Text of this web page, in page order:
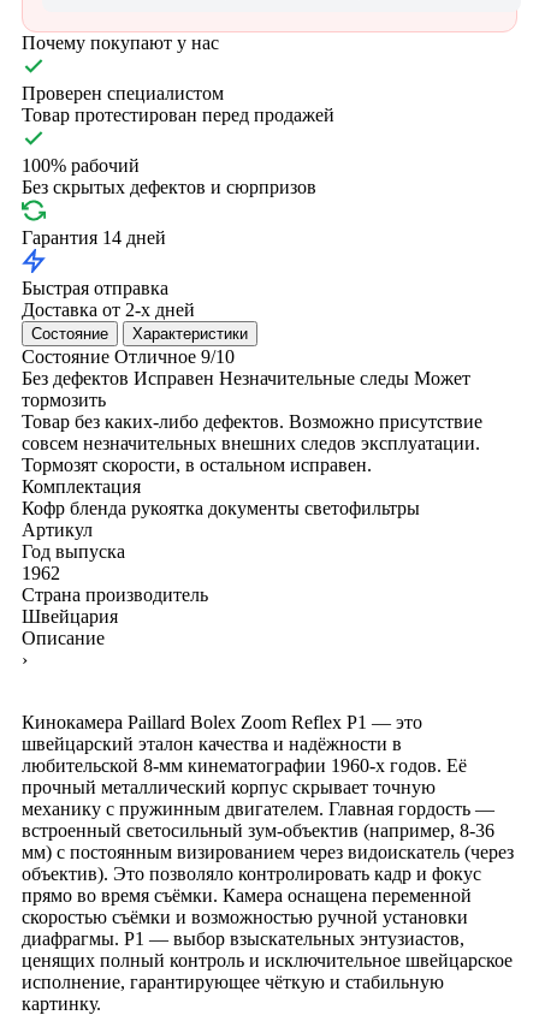
Почему покупают у нас
Проверен специалистом
Товар протестирован перед продажей
100% рабочий
Без скрытых дефектов и сюрпризов
Гарантия 14 дней
Быстрая отправка
Доставка от 2-х дней
Состояние Характеристики
Состояние Отличное 9/10
Без дефектов Исправен Незначительные следы Может
тормозить
Товар без каких-либо дефектов. Возможно присутствие
совсем незначительных внешних следов эксплуатации.
Тормозят скорости, в остальном исправен.
Комплектация
Кофр бленда рукоятка документы светофильтры
Артикул
Год выпуска
1962
Страна производитель
Швейцария
Описание
›
Кинокамера Paillard Bolex Zoom Reflex P1 — это
швейцарский эталон качества и надёжности в
любительской 8-мм кинематографии 1960-х годов. Её
прочный металлический корпус скрывает точную
механику с пружинным двигателем. Главная гордость —
встроенный светосильный зум-объектив (например, 8-36
мм) с постоянным визированием через видоискатель (через
объектив). Это позволяло контролировать кадр и фокус
прямо во время съёмки. Камера оснащена переменной
скоростью съёмки и возможностью ручной установки
диафрагмы. P1 — выбор взыскательных энтузиастов,
ценящих полный контроль и исключительное швейцарское
исполнение, гарантирующее чёткую и стабильную
картинку.